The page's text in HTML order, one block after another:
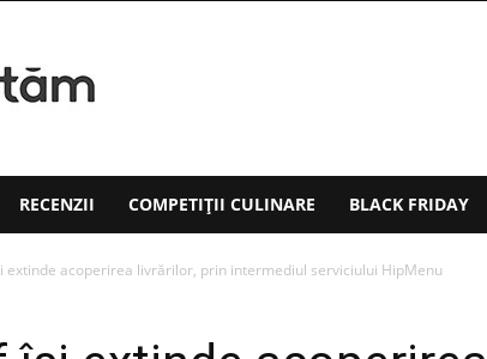
RECENZII COMPETIȚII CULINARE BLACK FRIDAY
extinde acoperirea livrărilor, prin intermediul serviciului HipMenu